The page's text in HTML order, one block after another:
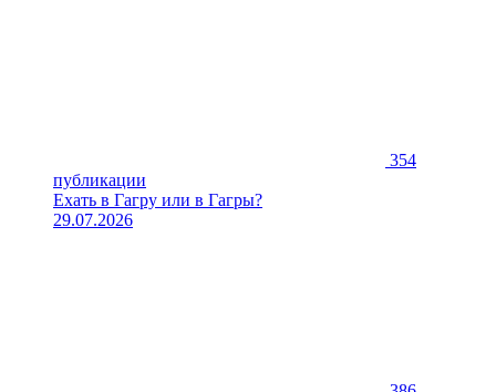
354
публикации
Ехать в Гагру или в Гагры?
29.07.2026